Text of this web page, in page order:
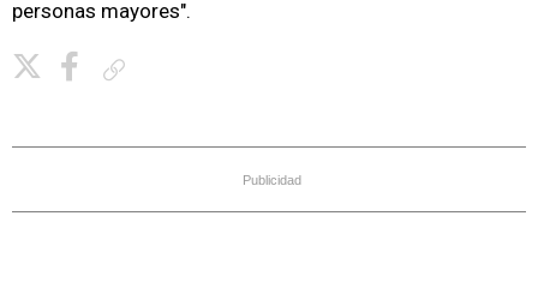
personas mayores".
Publicidad